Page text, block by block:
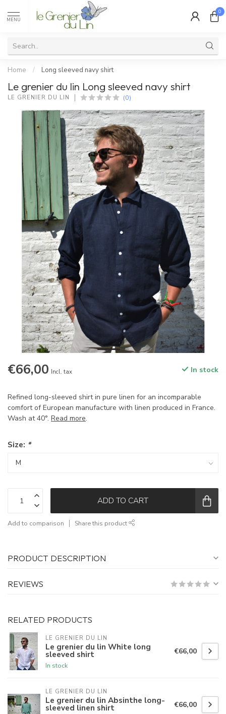
MENU
0
Home / Long sleeved navy shirt
Le grenier du lin Long sleeved navy shirt
LE GRENIER DU LIN (0)
€66,00 Incl. tax In stock
Refined long-sleeved shirt in pure linen for an incomparable
comfort of European manufacture with linen produced in France.
Wash at 40°. Read more.
Size: *
ADD TO CART
Add to comparison Share this product
PRODUCT DESCRIPTION
REVIEWS
RELATED PRODUCTS
LE GRENIER DU LIN
Le grenier du lin White long
sleeved shirt
In stock
€66,00
LE GRENIER DU LIN
Le grenier du lin Absinthe long-
sleeved linen shirt €66,00